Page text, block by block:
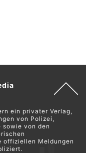
ein privater Verlag,
von Polizei,
sowie von den
offiziellen Meldungen